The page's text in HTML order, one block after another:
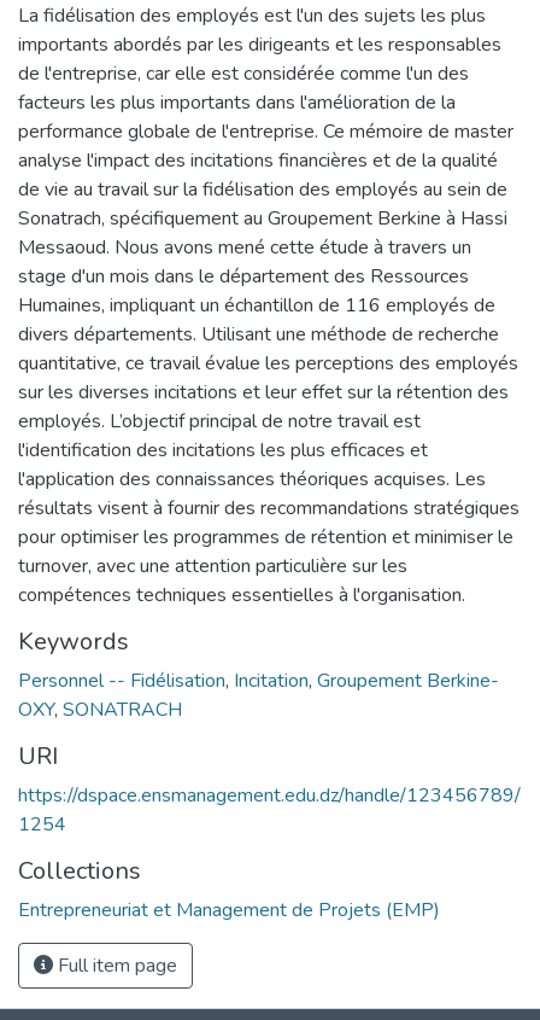
La fidélisation des employés est l'un des sujets les plus
importants abordés par les dirigeants et les responsables
de l'entreprise, car elle est considérée comme l'un des
facteurs les plus importants dans l'amélioration de la
performance globale de l'entreprise. Ce mémoire de master
analyse l'impact des incitations financières et de la qualité
de vie au travail sur la fidélisation des employés au sein de
Sonatrach, spécifiquement au Groupement Berkine à Hassi
Messaoud. Nous avons mené cette étude à travers un
stage d'un mois dans le département des Ressources
Humaines, impliquant un échantillon de 116 employés de
divers départements. Utilisant une méthode de recherche
quantitative, ce travail évalue les perceptions des employés
sur les diverses incitations et leur effet sur la rétention des
employés. L’objectif principal de notre travail est
l'identification des incitations les plus efficaces et
l'application des connaissances théoriques acquises. Les
résultats visent à fournir des recommandations stratégiques
pour optimiser les programmes de rétention et minimiser le
turnover, avec une attention particulière sur les
compétences techniques essentielles à l'organisation.
Keywords
Personnel -- Fidélisation, Incitation, Groupement Berkine-
OXY, SONATRACH
URI
https://dspace.ensmanagement.edu.dz/handle/123456789/
1254
Collections
Entrepreneuriat et Management de Projets (EMP)
Full item page